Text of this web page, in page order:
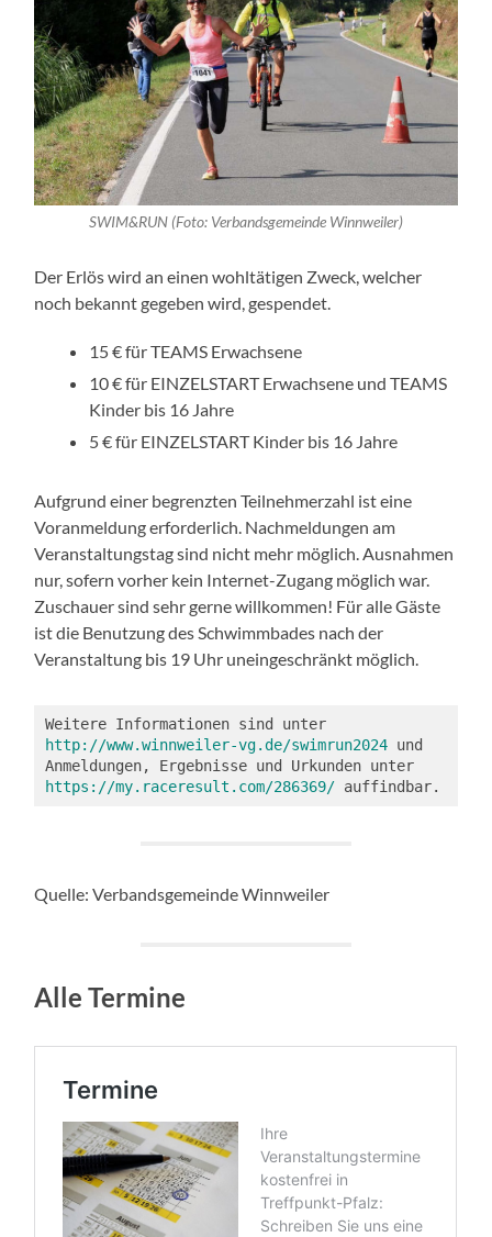
SWIM&RUN (Foto: Verbandsgemeinde Winnweiler)
Der Erlös wird an einen wohltätigen Zweck, welcher
noch bekannt gegeben wird, gespendet.
15 € für TEAMS Erwachsene
10 € für EINZELSTART Erwachsene und TEAMS
Kinder bis 16 Jahre
5 € für EINZELSTART Kinder bis 16 Jahre
Aufgrund einer begrenzten Teilnehmerzahl ist eine
Voranmeldung erforderlich. Nachmeldungen am
Veranstaltungstag sind nicht mehr möglich. Ausnahmen
nur, sofern vorher kein Internet-Zugang möglich war.
Zuschauer sind sehr gerne willkommen! Für alle Gäste
ist die Benutzung des Schwimmbades nach der
Veranstaltung bis 19 Uhr uneingeschränkt möglich.
Weitere Informationen sind unter
http://www.winnweiler-vg.de/swimrun2024 und
Anmeldungen, Ergebnisse und Urkunden unter
https://my.raceresult.com/286369/ auffindbar.
Quelle: Verbandsgemeinde Winnweiler
Alle Termine